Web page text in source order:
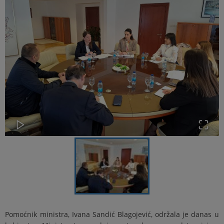
Pomoćnik ministra, Ivana Sandić Blagojević, održala je danas u